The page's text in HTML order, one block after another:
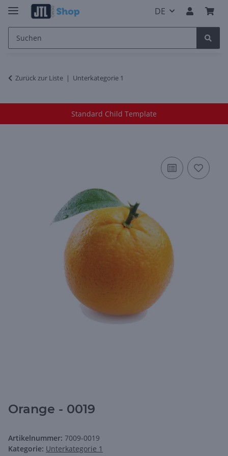
DE
Zurück zur Liste Unterkategorie 1
Standard Child Template
Orange - 0019
Artikelnummer: 7009-0019
Kategorie: Unterkategorie 1